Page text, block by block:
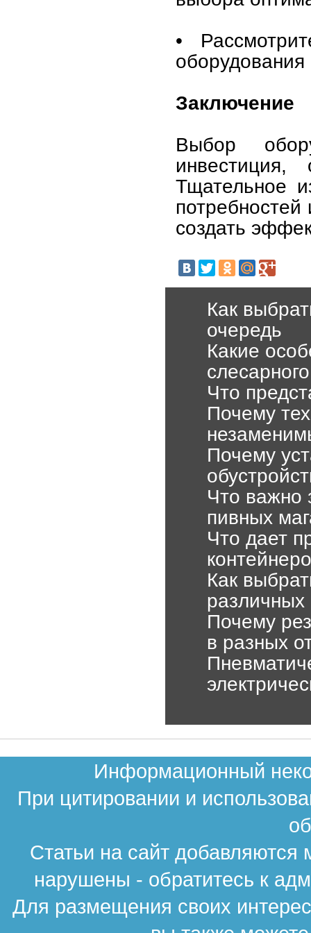
•
Заключение
Выбор
Тщательное
создать
Как
очередь
Какие
Что
Почему
Почему
Что важно
пивных
Что дает
Как
различных
Почему
в разных
Информационный
При цитировании и
Статьи на сайт
нарушены - обратитесь к
Для размещения своих